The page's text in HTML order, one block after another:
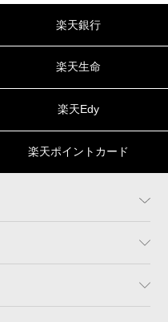
楽天銀行
楽天生命
楽天Edy
楽天ポイントカード